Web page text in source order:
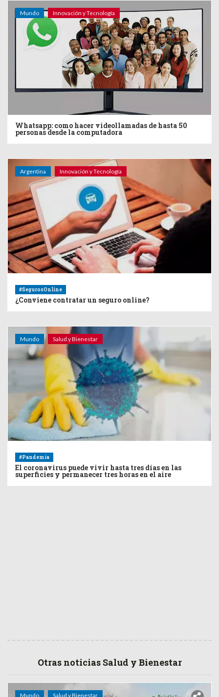
Mundo Innovación y Tecnología
Whatsapp: como hacer videollamadas de hasta 50
personas desde la computadora
Argentina Innovación y Tecnología
#SegurosOnline
¿Conviene contratar un seguro online?
Mundo Salud y Bienestar
#Pandemia
El coronavirus puede vivir hasta tres días en las
superficies y permanecer tres horas en el aire
Otras noticias Salud y Bienestar
Mundo Salud y Bienestar